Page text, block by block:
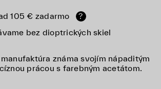
105 € zadarmo
?
bez dioptrických skiel
známa svojím nápaditým
prácou s farebným acetátom.